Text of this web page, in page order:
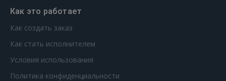
Как это работает
Как создать заказ
Как стать исполнителем
Условия использования
Политика конфиденциальности